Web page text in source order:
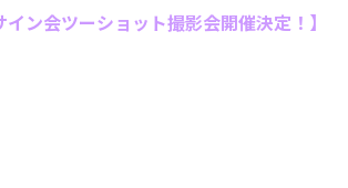
ン会ツーショット撮影会開催決定！】